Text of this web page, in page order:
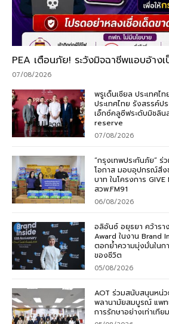
PEA เตือนภัย! ระวังมิจฉาชีพแอบอ้าง
07/08/2026
พรูเด็นเชียล ประเทศไ
ประเทศไทย รังสรรค์
เอ็กซ์คลูซีฟระดับมิชลิ
reserve
07/08/2026
“กรุงเทพประกันภัย”
โอกาส มอบอุปกรณ์สิ่ง
บาท ในโครงการ GIVE
สวพ.FM91
06/08/2026
อลิอันซ์ อยุธยา คว้าร
Award ในงาน Brand
ตอกย้ำความมุ่งมั่นในก
ของชีวิต
05/08/2026
AOT ร่วมสนับสนุนหน่ว
พลานามัยสมบูรณ์ แพท
การรักษาอย่างเท่าเทียม